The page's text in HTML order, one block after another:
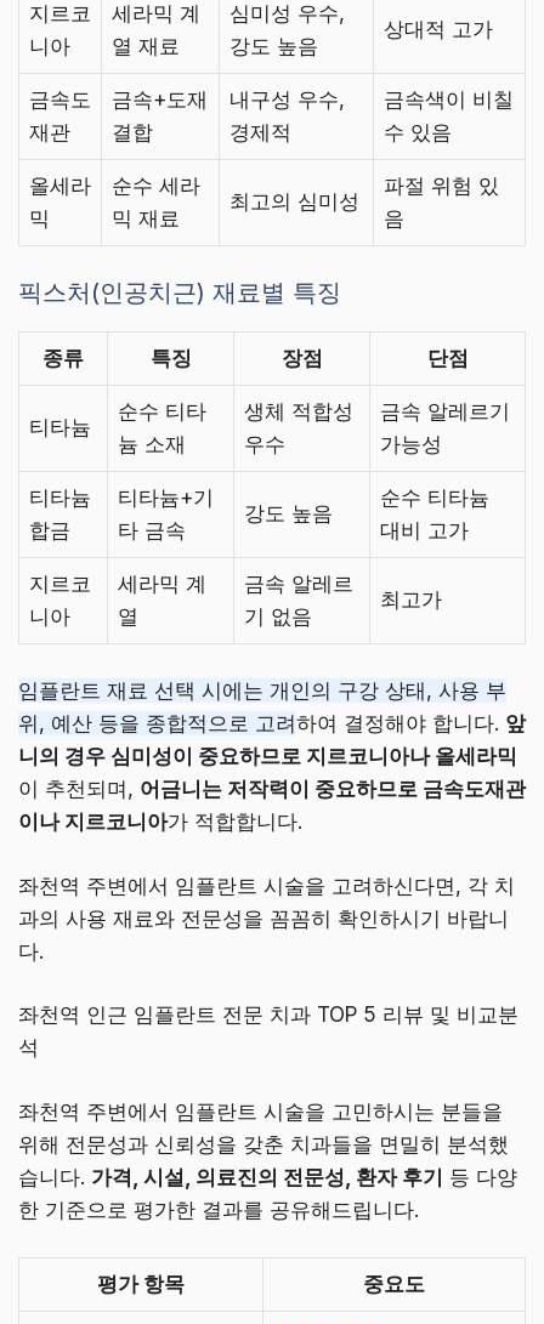
지르코
니아
세라믹 계
열 재료
심미성 우수,
강도 높음
상대적 고가
금속도
재관
금속+도재
결합
내구성 우수,
경제적
금속색이 비칠
수 있음
올세라
믹
순수 세라
믹 재료
최고의 심미성
파절 위험 있
음
픽스처(인공치근) 재료별 특징
종류 특징 장점 단점
티타늄
순수 티타
늄 소재
생체 적합성
우수
금속 알레르기
가능성
티타늄
합금
티타늄+기
타 금속
강도 높음
순수 티타늄
대비 고가
지르코
니아
세라믹 계
열
금속 알레르
기 없음
최고가
임플란트 재료 선택 시에는 개인의 구강 상태, 사용 부
위, 예산 등을 종합적으로 고려하여 결정해야 합니다. 앞
니의 경우 심미성이 중요하므로 지르코니아나 올세라믹
이 추천되며, 어금니는 저작력이 중요하므로 금속도재관
이나 지르코니아가 적합합니다.
좌천역 주변에서 임플란트 시술을 고려하신다면, 각 치
과의 사용 재료와 전문성을 꼼꼼히 확인하시기 바랍니
다.
좌천역 인근 임플란트 전문 치과 TOP 5 리뷰 및 비교분
석
좌천역 주변에서 임플란트 시술을 고민하시는 분들을
위해 전문성과 신뢰성을 갖춘 치과들을 면밀히 분석했
습니다. 가격, 시설, 의료진의 전문성, 환자 후기 등 다양
한 기준으로 평가한 결과를 공유해드립니다.
평가 항목 중요도